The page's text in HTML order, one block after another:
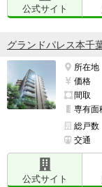
新築でそれなり
ため
（※管理担当より
当コーナーでは
募集しています。
公式サイト
グランドパレス本千
所在地
価格
間取
専有面
総戸数
交通
公式サイト